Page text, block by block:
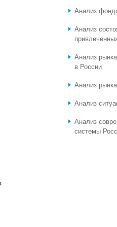
Анализ
Анализ
Анализ
в России
Анализ
Анализ
Анализ
системы